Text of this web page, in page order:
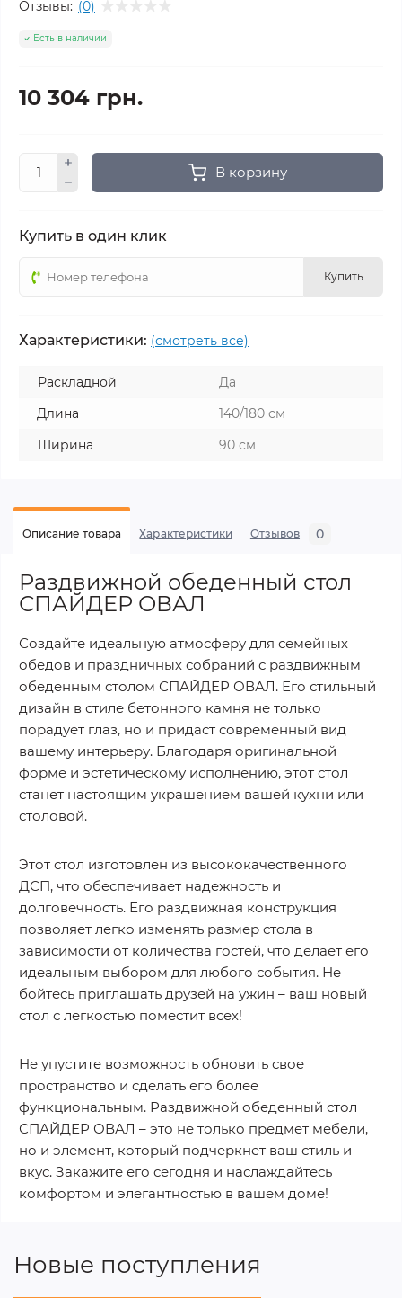
Отзывы: (0)
Есть в наличии
10 304 грн.
В корзину
Купить в один клик
Купить
Характеристики: (смотреть все)
Раскладной
Да
Длина
140/180 см
Ширина
90 см
Описание товара Характеристики Отзывов 0
Раздвижной обеденный стол
СПАЙДЕР ОВАЛ
Создайте идеальную атмосферу для семейных
обедов и праздничных собраний с раздвижным
обеденным столом СПАЙДЕР ОВАЛ. Его стильный
дизайн в стиле бетонного камня не только
порадует глаз, но и придаст современный вид
вашему интерьеру. Благодаря оригинальной
форме и эстетическому исполнению, этот стол
станет настоящим украшением вашей кухни или
столовой.
Этот стол изготовлен из высококачественного
ДСП, что обеспечивает надежность и
долговечность. Его раздвижная конструкция
позволяет легко изменять размер стола в
зависимости от количества гостей, что делает его
идеальным выбором для любого события. Не
бойтесь приглашать друзей на ужин – ваш новый
стол с легкостью поместит всех!
Не упустите возможность обновить свое
пространство и сделать его более
функциональным. Раздвижной обеденный стол
СПАЙДЕР ОВАЛ – это не только предмет мебели,
но и элемент, который подчеркнет ваш стиль и
вкус. Закажите его сегодня и наслаждайтесь
комфортом и элегантностью в вашем доме!
Новые поступления